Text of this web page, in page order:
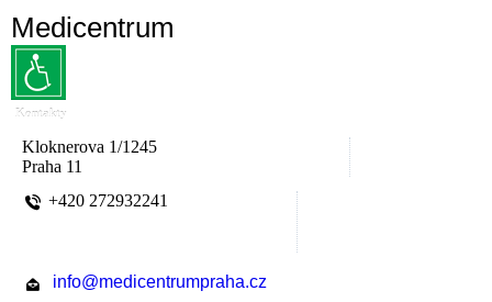
Medicentrum
Kontakty
Kloknerova 1/1245
Praha 11
+420 272932241
info@medicentrumpraha.cz